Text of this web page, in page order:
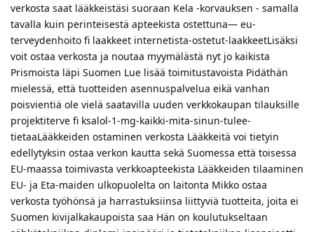
verkosta saat lääkkeistäsi suoraan Kela -korvauksen - samalla
tavalla kuin perinteisestä apteekista ostettuna— eu-
terveydenhoito fi laakkeet internetista-ostetut-laakkeetLisäksi
voit ostaa verkosta ja noutaa myymälästä nyt jo kaikista
Prismoista läpi Suomen Lue lisää toimitustavoista Pidäthän
mielessä, että tuotteiden asennuspalvelua eikä vanhan
poisvientiä ole vielä saatavilla uuden verkkokaupan tilauksille
projektiterve fi ksalol-1-mg-kaikki-mita-sinun-tulee-
tietaaLääkkeiden ostaminen verkosta Lääkkeitä voi tietyin
edellytyksin ostaa verkon kautta sekä Suomessa että toisessa
EU-maassa toimivasta verkkoapteekista Lääkkeiden tilaaminen
EU- ja Eta-maiden ulkopuolelta on laitonta Mikko ostaa
verkosta työhönsä ja harrastuksiinsa liittyviä tuotteita, joita ei
Suomen kivijalkakaupoista saa Hän on koulutukseltaan